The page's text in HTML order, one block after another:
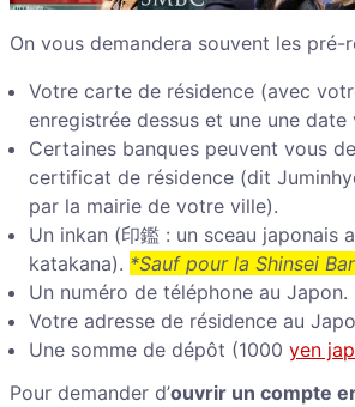
On vous demandera souvent les pré-
Votre carte de résidence (avec
enregistrée dessus et une une date
Certaines banques peuvent vous
certificat de résidence (dit
par la mairie de votre ville).
Un inkan (印鑑 : un sceau japonais
katakana). *Sauf pour la Shinsei
Un numéro de téléphone au Japon.
Votre adresse de résidence au
Une somme de dépôt (1000 yen
Pour demander d’ouvrir un compte